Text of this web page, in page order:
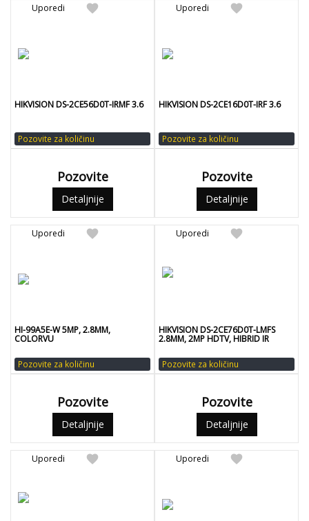
favorite
Uporedi
HIKVISION DS-2CE56D0T-IRMF 3.6
Pozovite za količinu
Pozovite
Detaljnije
favorite
Uporedi
HIKVISION DS-2CE16D0T-IRF 3.6
Pozovite za količinu
Pozovite
Detaljnije
favorite
Uporedi
HI-99A5E-W 5MP, 2.8MM,
COLORVU
Pozovite za količinu
Pozovite
Detaljnije
favorite
Uporedi
HIKVISION DS-2CE76D0T-LMFS
2.8MM, 2MP HDTV, HIBRID IR
Pozovite za količinu
Pozovite
Detaljnije
favorite
Uporedi favorite
Uporedi